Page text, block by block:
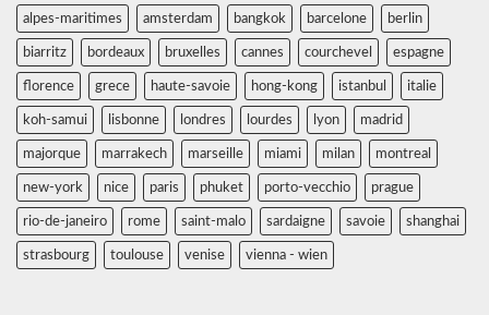
alpes-maritimes amsterdam bangkok barcelone berlin
biarritz bordeaux bruxelles cannes courchevel espagne
florence grece haute-savoie hong-kong istanbul italie
koh-samui lisbonne londres lourdes lyon madrid
majorque marrakech marseille miami milan montreal
new-york nice paris phuket porto-vecchio prague
rio-de-janeiro rome saint-malo sardaigne savoie shanghai
strasbourg toulouse venise vienna - wien